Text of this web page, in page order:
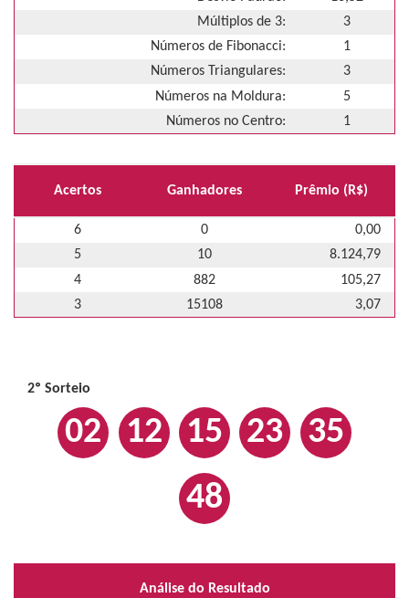
Múltiplos de 3:
3
Números de Fibonacci:
1
Números Triangulares:
3
Números na Moldura:
5
Números no Centro:
1
Acertos Ganhadores Prêmio (R$)
6 0
0,00
5
10
8.124,79
4
882
105,27
3
15108 3,07
2º Sorteio
02 12 15 23
35
48
Análise do Resultado